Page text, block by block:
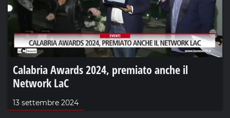
Calabria Awards 2024, premiato anche il
Network LaC
13 settembre 2024